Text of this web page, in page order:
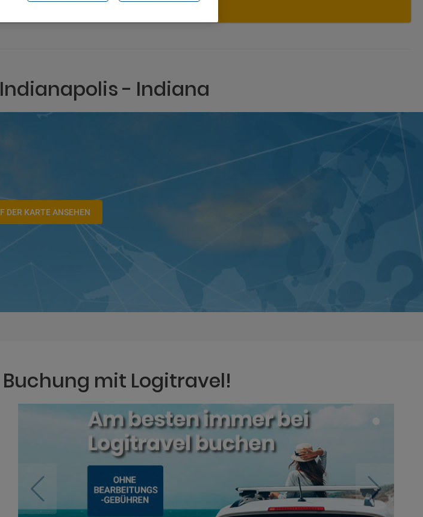
- Indiana
DER KARTE ANSEHEN
mit Logitravel!